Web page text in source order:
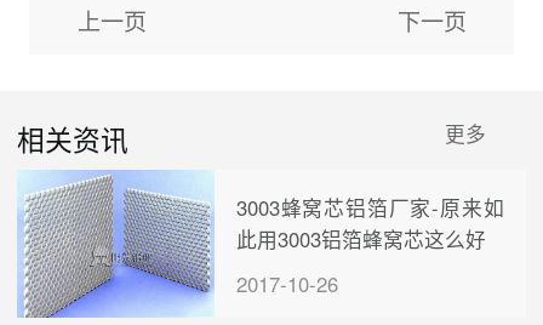
上一页 下一页
相关资讯 更多
3003蜂窝芯铝箔厂家-原来如
此用3003铝箔蜂窝芯这么好
2017-10-26